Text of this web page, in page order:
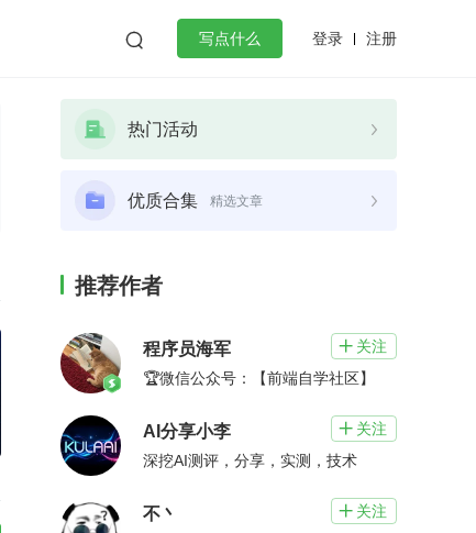
 写点什么 登录 注册
热门活动
优质合集 精选文章
推荐作者
程序员海军  关注
🏆微信公众号：【前端自学社区】
AI分享小李  关注
深挖AI测评，分享，实测，技术
不丶  关注